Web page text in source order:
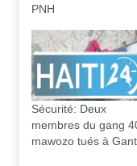
PNH
Sécurité: Deux
membres du gang
mawozo tués à